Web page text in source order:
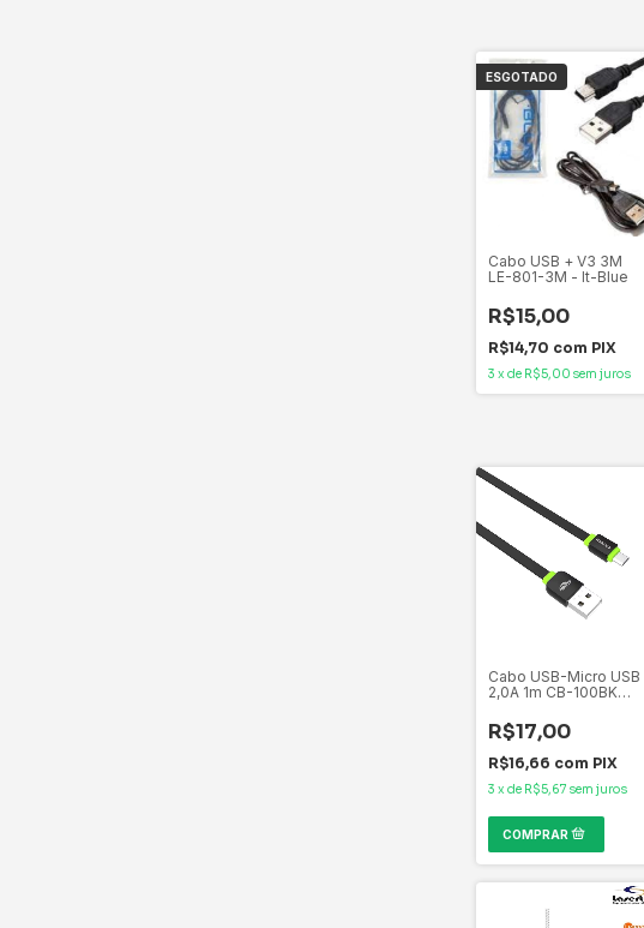
ESGOTADO
Cabo USB + V3 3M
LE-801-3M - It-Blue
R$15,00
R$14,70 com PIX
3 x de R$5,00 sem juros
Cabo USB-Micro USB
2,0A 1m CB-100BK
R$17,00
R$16,66 com PIX
3 x de R$5,67 sem juros